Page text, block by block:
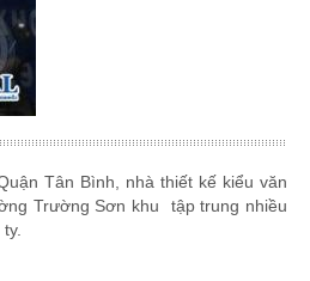
Tân Bình, nhà thiết kế kiểu văn
Trường Sơn khu tập trung nhiều